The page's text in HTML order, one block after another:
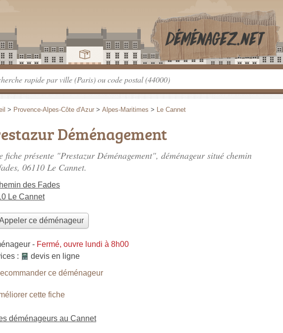
> Provence-Alpes-Côte d'Azur > Alpes-Maritimes > Le Cannet
Déménagement
fiche présente "Prestazur Déménagement", déménageur situé chemin
, 06110 Le Cannet.
des Fades
Le Cannet
ce déménageur
- Fermé, ouvre lundi à 8h00
:
devis en ligne
ce déménageur
cette fiche
déménageurs au Cannet